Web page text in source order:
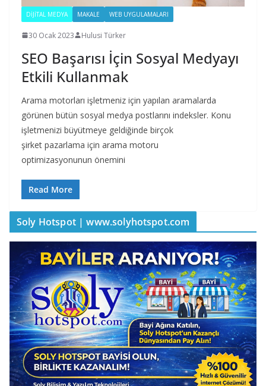
DIJITAL MEDYA MAKALE WEB UYGULAMALARI
30 Ocak 2023 Hulusi Türker
SEO Başarısı İçin Sosyal Medyayı
Etkili Kullanmak
Arama motorları işletmeniz için yapılan aramalarda
görünen bütün sosyal medya postlarını indeksler. Konu
işletmenizi büyütmeye geldiğinde birçok
şirket pazarlama için arama motoru
optimizasyonunun önemini
Read More
Soly Hotspot | www.solyhotspot.com